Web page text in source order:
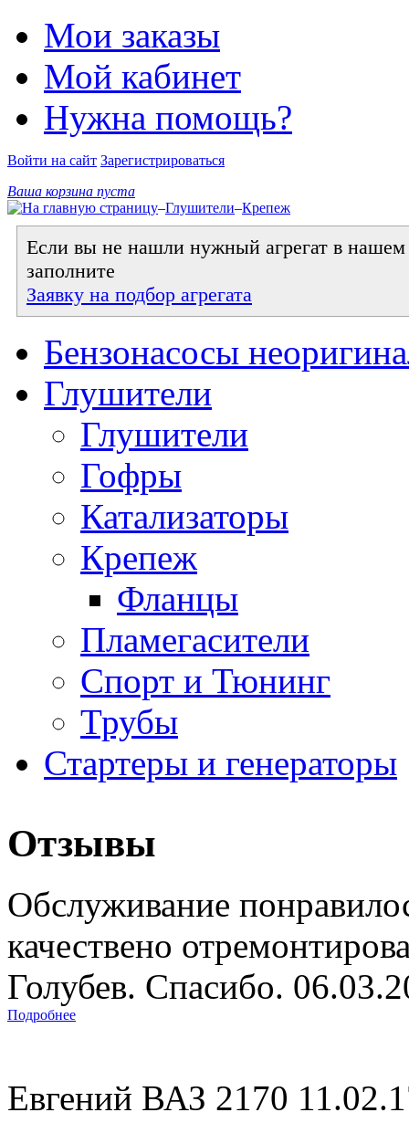
Мои заказы
Мой кабинет
Нужна помощь?
Войти на сайт Зарегистрироваться
Ваша корзина пуста
–Глушители–Крепеж
Если вы не нашли нужный агрегат в нашем
заполните
Заявку на подбор агрегата
Бензонасосы
Глушители
Глушители
Гофры
Катализаторы
Крепеж
Фланцы
Пламегасители
Спорт и Тюнинг
Трубы
Стартеры и генераторы
Отзывы
Обслуживание
качествено
Голубев. Спасибо.
Подробнее
Евгений ВАЗ 2170